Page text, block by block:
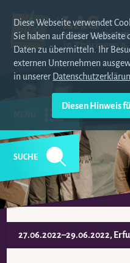
Diese Webseite verwendet
Sie haben auf dieser
Daten zu übermitteln. Ihr
externen Unternehmen
in unserer
SUCHE
NAVIGATION
ÜBERSPRINGEN
27.06.2022–29.06.2022,